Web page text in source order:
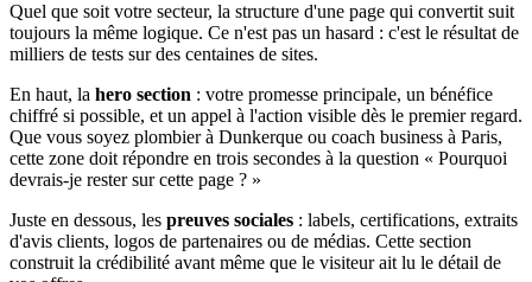
Quel que soit votre secteur, la structure d'une page qui convertit suit
toujours la même logique. Ce n'est pas un hasard : c'est le résultat de
milliers de tests sur des centaines de sites.
En haut, la hero section : votre promesse principale, un bénéfice
chiffré si possible, et un appel à l'action visible dès le premier regard.
Que vous soyez plombier à Dunkerque ou coach business à Paris,
cette zone doit répondre en trois secondes à la question « Pourquoi
devrais-je rester sur cette page ? »
Juste en dessous, les preuves sociales : labels, certifications, extraits
d'avis clients, logos de partenaires ou de médias. Cette section
construit la crédibilité avant même que le visiteur ait lu le détail de